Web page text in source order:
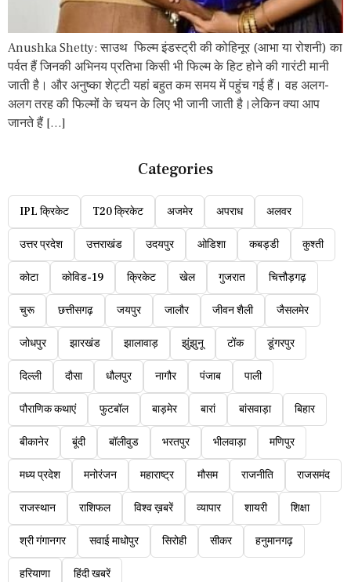
Anushka Shetty: साउथ फिल्म इंडस्ट्री की कोहिनूर (आभा या रोशनी) का
पर्वत हैं जिनकी अभिनय प्रतिभा किसी भी फिल्म के हिट होने की गारंटी मानी
जाती है। और अनुष्का शेट्टी यहां बहुत कम समय में पहुंच गई हैं। वह अलग-
अलग तरह की फिल्मों के चयन के लिए भी जानी जाती है।लेकिन क्या आप
जानते हैं […]
Categories
IPL क्रिकेट T20 क्रिकेट अजमेर अपराध अलवर
उत्तर प्रदेश उत्तराखंड उदयपुर ओडिशा कबड्डी कुश्ती
कोटा कोविड-19 क्रिकेट खेल गुजरात चित्तौड़गढ़
चुरू छत्तीसगढ़ जयपुर जालौर जीवन शैली जैसलमेर
जोधपुर झारखंड झालावाड़ झुंझुनू टोंक डूंगरपुर
दिल्ली दौसा धौलपुर नागौर पंजाब पाली
पौराणिक कथाएं फुटबॉल बाड़मेर बारां बांसवाड़ा बिहार
बीकानेर बूंदी बॉलीवुड भरतपुर भीलवाड़ा मणिपुर
मध्य प्रदेश मनोरंजन महाराष्ट्र मौसम राजनीति राजसमंद
राजस्थान राशिफल विश्व ख़बरें व्यापार शायरी शिक्षा
श्री गंगानगर सवाई माधोपुर सिरोही सीकर हनुमानगढ़
हरियाणा हिंदी खबरें